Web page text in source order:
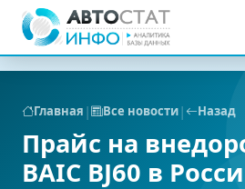
Главная | Все новости| Назад
Прайс на
BAIC BJ60 в